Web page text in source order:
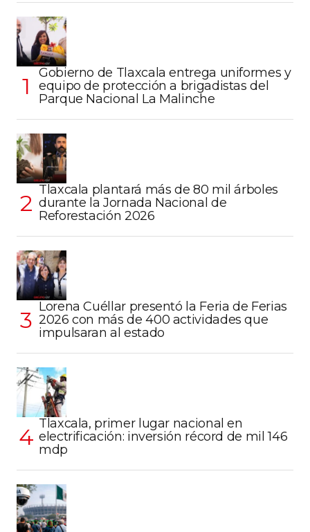
Gobierno de Tlaxcala entrega uniformes y
equipo de protección a brigadistas del
Parque Nacional La Malinche
Tlaxcala plantará más de 80 mil árboles
durante la Jornada Nacional de
Reforestación 2026
Lorena Cuéllar presentó la Feria de Ferias
2026 con más de 400 actividades que
impulsaran al estado
Tlaxcala, primer lugar nacional en
electrificación: inversión récord de mil 146
mdp